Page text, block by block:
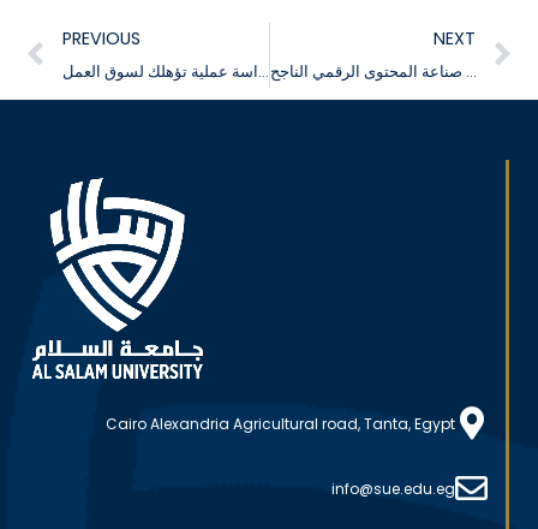
PREVIOUS
ادرس تصميم الأزياء والحلي بخصم 15% لفترة محدودة دراسة عملية تؤهلك لسوق العمل
NEXT
ادرس الإعلان والرسوم المتحركة بخصم 15% وتعرّف على أسرار صناعة المحتوى الرقمي الناجح
Cairo Alexandria Agricultural road, Tanta, Egypt
info@sue.edu.eg